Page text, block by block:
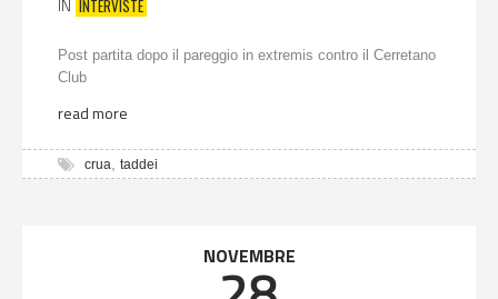
IN INTERVISTE
Post partita dopo il pareggio in extremis contro il Cerretano
Club
read more
crua taddei
NOVEMBRE